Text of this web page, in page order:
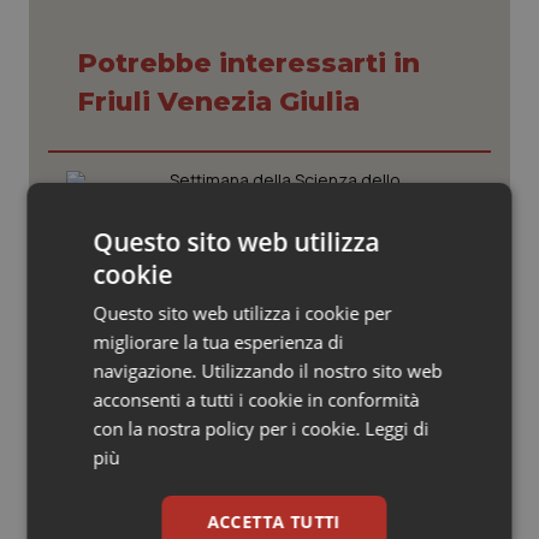
Veneto
Oncoematologia
Psoriasi & pelle
Quotidiano Cardiologia
Quotidiano Chirurgia
Quotidiano Oncologia
Quotidiano Pediatria
Rene & patologie urogenitali
Potrebbe interessarti in
Friuli Venezia Giulia
Settimana della Scienza dello
Schillaci: “Gli attuali indicatori non
fotografano la qualità reale del Ssn”
Case di comunità. La sfida ora è
riempirle di professionisti e servizi. Il
punto della Conferenza delle Regioni
San Raffaele di Milano. Ispezioni e
Questo sito web utilizza
cookie
Questo sito web utilizza i cookie per
migliorare la tua esperienza di
navigazione. Utilizzando il nostro sito web
acconsenti a tutti i cookie in conformità
con la nostra policy per i cookie. Leggi di
più
ACCETTA TUTTI